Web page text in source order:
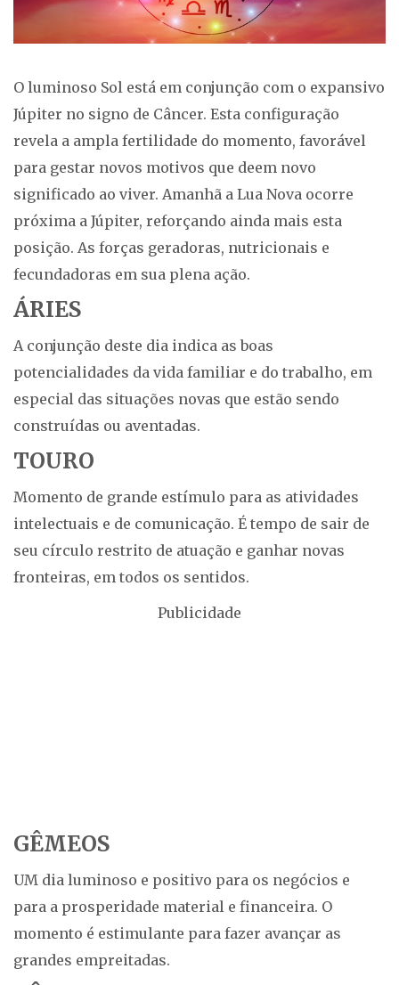
O luminoso Sol está em conjunção com o expansivo
Júpiter no signo de Câncer. Esta configuração
revela a ampla fertilidade do momento, favorável
para gestar novos motivos que deem novo
significado ao viver. Amanhã a Lua Nova ocorre
próxima a Júpiter, reforçando ainda mais esta
posição. As forças geradoras, nutricionais e
fecundadoras em sua plena ação.
ÁRIES
A conjunção deste dia indica as boas
potencialidades da vida familiar e do trabalho, em
especial das situações novas que estão sendo
construídas ou aventadas.
TOURO
Momento de grande estímulo para as atividades
intelectuais e de comunicação. É tempo de sair de
seu círculo restrito de atuação e ganhar novas
fronteiras, em todos os sentidos.
Publicidade
GÊMEOS
UM dia luminoso e positivo para os negócios e
para a prosperidade material e financeira. O
momento é estimulante para fazer avançar as
grandes empreitadas.